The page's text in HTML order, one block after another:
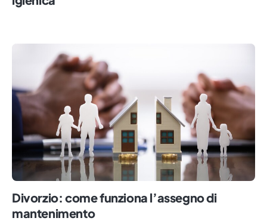
Divorzio: come funziona l’assegno di
mantenimento